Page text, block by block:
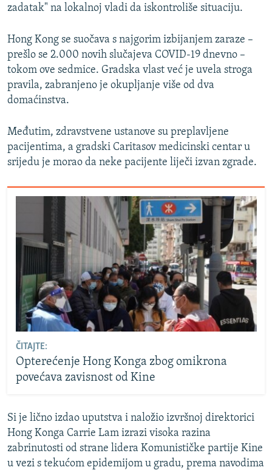
NASTANAK I RASPAD JUGOSLAVIJE
zadatak" na lokalnoj vladi da iskontroliše situaciju.
Hong Kong se suočava s najgorim izbijanjem zaraze –
prešlo se 2.000 novih slučajeva COVID-19 dnevno –
tokom ove sedmice. Gradska vlast već je uvela stroga
pravila, zabranjeno je okupljanje više od dva
domaćinstva.
Međutim, zdravstvene ustanove su preplavljene
pacijentima, a gradski Caritasov medicinski centar u
srijedu je morao da neke pacijente liječi izvan zgrade.
ČITAJTE:
Opterećenje Hong Konga zbog omikrona
povećava zavisnost od Kine
Si je lično izdao uputstva i naložio izvršnoj direktorici
Hong Konga Carrie Lam izrazi visoka razina
zabrinutosti od strane lidera Komunističke partije Kine
u vezi s tekućom epidemijom u gradu, prema navodima